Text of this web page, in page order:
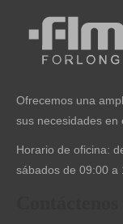
Ofrecemos una
sus necesidades en
Horario de oficina:
sábados de 09:00 a